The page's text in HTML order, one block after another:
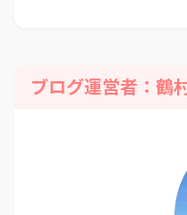
ブログ運営者：鶴